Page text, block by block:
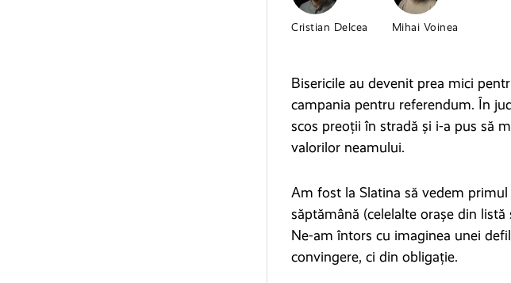
Cristian Delcea Mihai Voinea
Bisericile au devenit prea mici
campania pentru referendum. În
scos preoții în stradă și i-a pus să
valorilor neamului.
Am fost la Slatina să vedem
săptămână (celelalte orașe din
Ne-am întors cu imaginea unei
convingere, ci din obligație.